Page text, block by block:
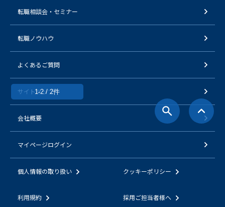
1-2 / 2件
転職相談会・セミナー
転職ノウハウ
よくあるご質問
サイトマップ
会社概要
マイページログイン
個人情報の取り扱い クッキーポリシー
利用規約 採用ご担当者様へ